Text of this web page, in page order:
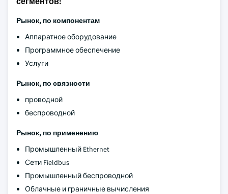
Рынок, по компонентам
Аппаратное оборудование
Программное обеспечение
Услуги
Рынок, по связности
проводной
беспроводной
Рынок, по применению
Промышленный Ethernet
Сети Fieldbus
Промышленный беспроводной
Облачные и граничные вычисления